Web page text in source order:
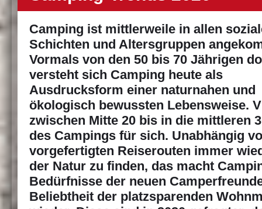
Camping ist mittlerweile in allen
Schichten und Altersgruppen
Vormals von den 50 bis 70 Jährigen
versteht sich Camping heute als
Ausdrucksform einer naturnahen und
ökologisch bewussten Lebensweise.
zwischen Mitte 20 bis in die mittleren
des Campings für sich. Unabhängig
vorgefertigten Reiserouten immer
der Natur zu finden, das macht
Bedürfnisse der neuen
Beliebtheit der platzsparenden